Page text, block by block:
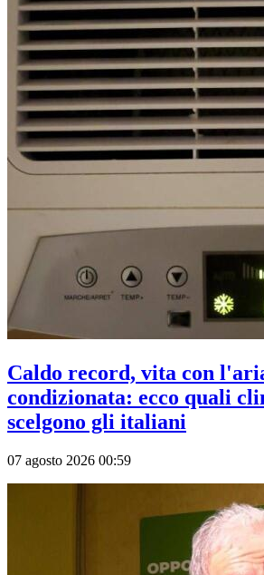
Caldo record, vita con
condizionata: ecco quali
scelgono gli italiani
07 agosto 2026 00:59